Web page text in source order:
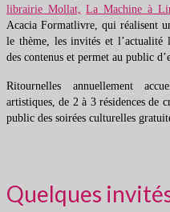
librairie Mollat, La Machine à
Acacia Formatlivre, qui réalisent
le thème, les invités et l’actualité
des contenus et permet au public
Ritournelles annuellement
artistiques, de 2 à 3 résidences
public des soirées culturelles
Quelques